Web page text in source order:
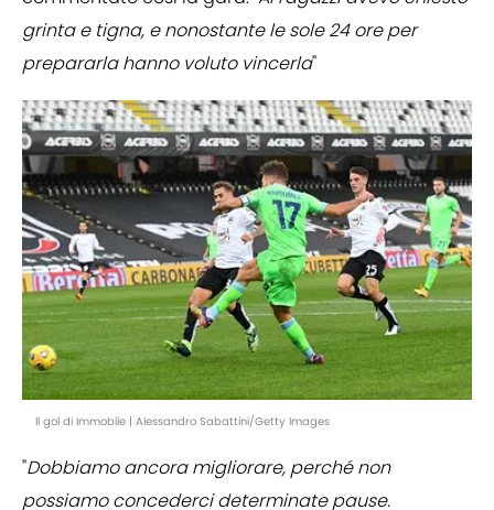
grinta e tigna, e nonostante le sole 24 ore per
prepararla hanno voluto vincerla"
Il gol di Immobile | Alessandro Sabattini/Getty Images
"Dobbiamo ancora migliorare, perché non
possiamo concederci determinate pause.